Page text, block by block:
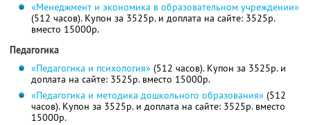
«Менеджмент и экономика в образовательном учреждении»
(512 часов). Купон за 3525р. и доплата на сайте: 3525р.
вместо 15000р.
Педагогика
«Педагогика и психология» (512 часов). Купон за 3525р. и
доплата на сайте: 3525р. вместо 15000р.
«Педагогика и методика дошкольного образования» (512
часов). Купон за 3525р. и доплата на сайте: 3525р. вместо
15000р.